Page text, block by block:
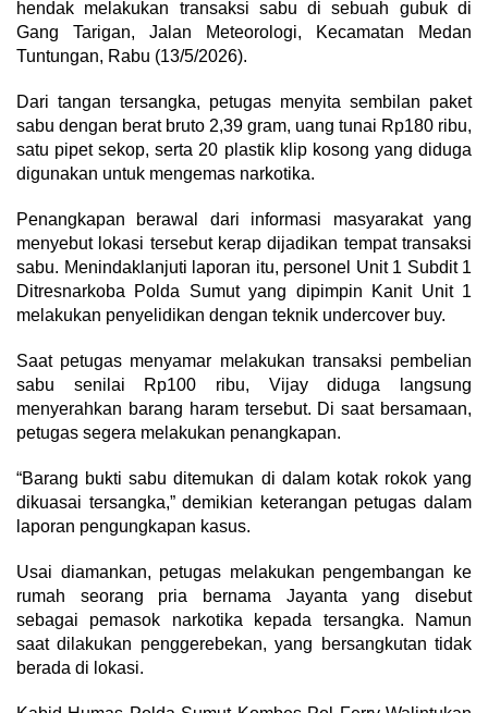
hendak melakukan transaksi sabu di sebuah gubuk di
Gang Tarigan, Jalan Meteorologi, Kecamatan Medan
Tuntungan, Rabu (13/5/2026).
Dari tangan tersangka, petugas menyita sembilan paket
sabu dengan berat bruto 2,39 gram, uang tunai Rp180 ribu,
satu pipet sekop, serta 20 plastik klip kosong yang diduga
digunakan untuk mengemas narkotika.
Penangkapan berawal dari informasi masyarakat yang
menyebut lokasi tersebut kerap dijadikan tempat transaksi
sabu. Menindaklanjuti laporan itu, personel Unit 1 Subdit 1
Ditresnarkoba Polda Sumut yang dipimpin Kanit Unit 1
melakukan penyelidikan dengan teknik undercover buy.
Saat petugas menyamar melakukan transaksi pembelian
sabu senilai Rp100 ribu, Vijay diduga langsung
menyerahkan barang haram tersebut. Di saat bersamaan,
petugas segera melakukan penangkapan.
“Barang bukti sabu ditemukan di dalam kotak rokok yang
dikuasai tersangka,” demikian keterangan petugas dalam
laporan pengungkapan kasus.
Usai diamankan, petugas melakukan pengembangan ke
rumah seorang pria bernama Jayanta yang disebut
sebagai pemasok narkotika kepada tersangka. Namun
saat dilakukan penggerebekan, yang bersangkutan tidak
berada di lokasi.